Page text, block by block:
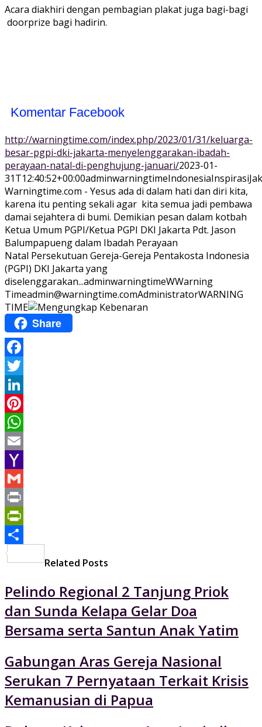
Acara diakhiri dengan pembagian plakat juga bagi-bagi
doorprize bagi hadirin.
Komentar Facebook
http://warningtime.com/index.php/2023/01/31/keluarga-
besar-pgpi-dki-jakarta-menyelenggarakan-ibadah-
perayaan-natal-di-penghujung-januari/2023-01-
31T12:40:52+00:00adminwarningtimeIndonesiaInspirasi
Warningtime.com - Yesus ada di dalam hati dan diri kita,
karena itu penting sekali agar kita semua jadi pembawa
damai sejahtera di bumi. Demikian pesan dalam kotbah
Ketua Umum PGPI/Ketua PGPI DKI Jakarta Pdt. Jason
Balumpapueng dalam Ibadah Perayaan
Natal Persekutuan Gereja-Gereja Pentakosta Indonesia
(PGPI) DKI Jakarta yang
diselenggarakan...adminwarningtimeWWarning
Timeadmin@warningtime.comAdministratorWARNING
TIME
Share
Facebook
Twitter
LinkedIn
Pinterest
WhatsApp
Email
Yahoo
Mail
Gmail
Print
PrintFriendly
Related Posts
Pelindo Regional 2 Tanjung Priok
dan Sunda Kelapa Gelar Doa
Bersama serta Santun Anak Yatim
Gabungan Aras Gereja Nasional
Serukan 7 Pernyataan Terkait Krisis
Kemanusian di Papua